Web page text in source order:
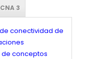
3
de conectividad de
de conceptos